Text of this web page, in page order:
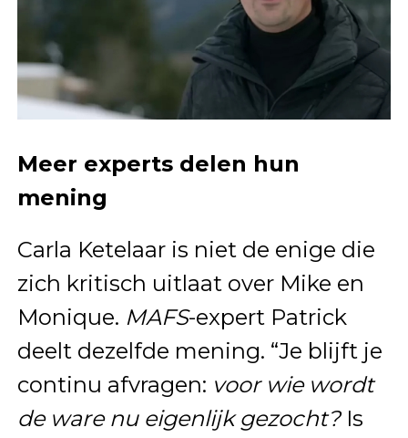
Meer experts delen hun
mening
Carla Ketelaar is niet de enige die
zich kritisch uitlaat over Mike en
Monique. MAFS-expert Patrick
deelt dezelfde mening. “Je blijft je
continu afvragen: voor wie wordt
de ware nu eigenlijk gezocht?Is